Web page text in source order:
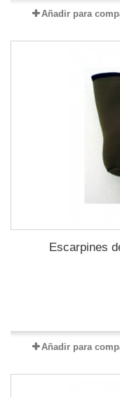
Añadir para
Escarpines
Añadir para